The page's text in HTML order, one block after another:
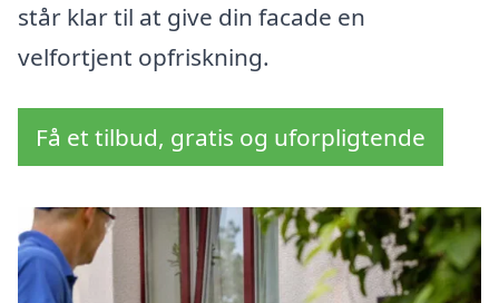
står klar til at give din facade en
velfortjent opfriskning.
Få et tilbud, gratis og uforpligtende